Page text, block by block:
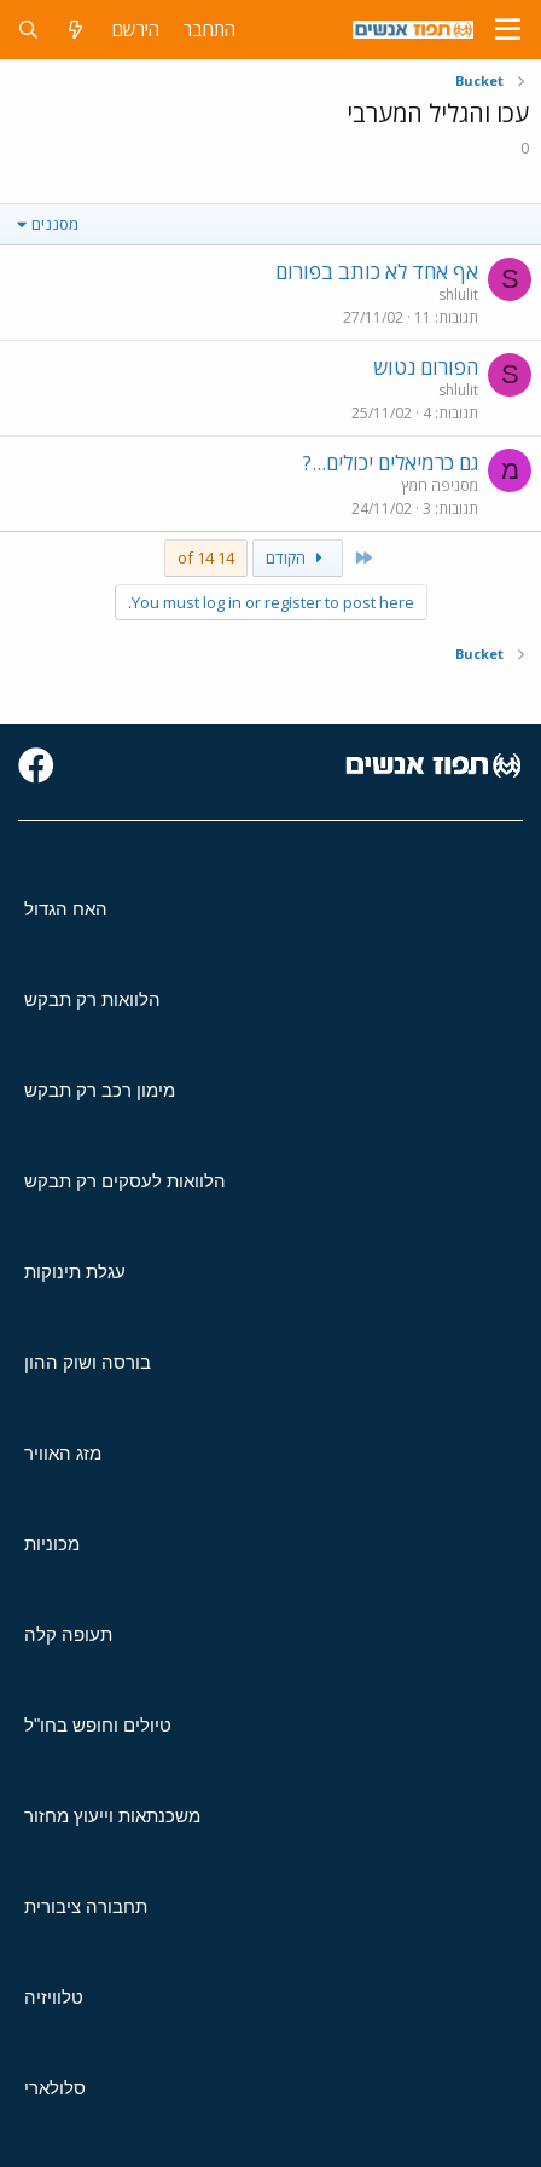
התחבר הירשם
Bucket
עכו והגליל המערבי
0
מסננים
S אף אחד לא כותב בפורום
shlulit
תגובות 11
27/11/02
S הפורום נטוש
shlulit
תגובות 4
25/11/02
מ גם כרמיאלים יכולים...?
מסניפה חמץ
תגובות 3
24/11/02
First הקודם 14 of 14
You must log in or register to post here.
Bucket
האח הגדול
הלוואות רק תבקש
מימון רכב רק תבקש
הלוואות לעסקים רק תבקש
עגלת תינוקות
בורסה ושוק ההון
מזג האוויר
מכוניות
תעופה קלה
טיולים וחופש בחו"ל
משכנתאות וייעוץ מחזור
תחבורה ציבורית
טלוויזיה
סלולארי